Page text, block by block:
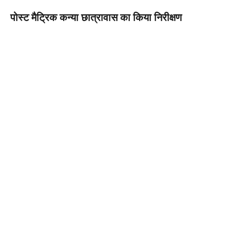
पोस्ट मैट्रिक कन्या छात्रावास का किया निरीक्षण